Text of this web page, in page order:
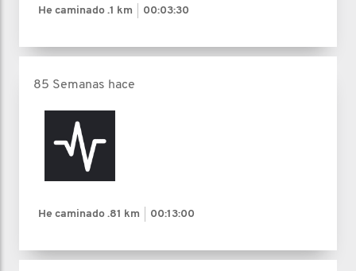
He caminado .1 km 00:03:30
85 Semanas hace
He caminado .81 km 00:13:00